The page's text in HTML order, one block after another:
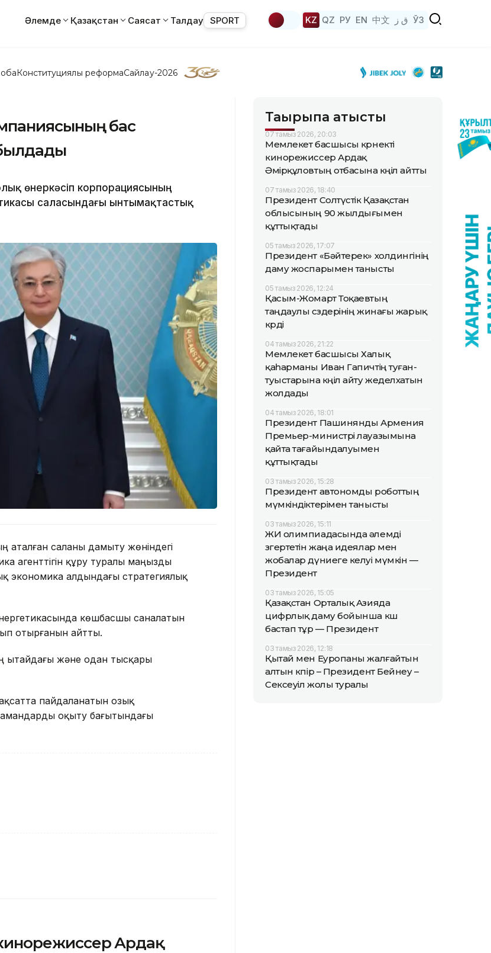
Әлемде Қазақстан Саясат Талдау SPORT KZ QZ РУ EN 中文 ق ز ЎЗ
Конституциялық реформаСайлау-2026
бас
өнеркәсіп корпорациясының
саласындағы ынтымақтастық
аталған саланы дамыту жөніндегі
агенттігін құру туралы маңызды
экономика алдындағы стратегиялық
көшбасшы саналатын
отырғанын айтты.
және одан тысқары
пайдаланатын озық
оқыту бағытындағы
Ардақ
Тақырыпқа қатысты
07 тамыз 2026, 20:03
Мемлекет басшысы көрнекті
кинорежиссер Ардақ
Әмірқұловтың отбасына көңіл айтты
07 тамыз 2026, 18:40
Президент Солтүстік Қазақстан
облысының 90 жылдығымен
құттықтады
05 тамыз 2026, 17:07
Президент «Бәйтерек» холдингінің
даму жоспарымен танысты
05 тамыз 2026, 12:24
Қасым-Жомарт Тоқаевтың
таңдаулы сөздерінің жинағы жарық
көрді
04 тамыз 2026, 21:22
Мемлекет басшысы Халық
қаһарманы Иван Гапичтің туған-
туыстарына көңіл айту жеделхатын
жолдады
04 тамыз 2026, 18:01
Президент Пашинянды Армения
Премьер-министрі лауазымына
қайта тағайындалуымен
құттықтады
03 тамыз 2026, 15:28
Президент автономды роботтың
мүмкіндіктерімен танысты
03 тамыз 2026, 15:11
ЖИ олимпиадасында әлемді
өзгертетін жаңа идеялар мен
жобалар дүниеге келуі мүмкін —
Президент
03 тамыз 2026, 15:05
Қазақстан Орталық Азияда
цифрлық даму бойынша көш
бастап тұр — Президент
03 тамыз 2026, 12:18
Қытай мен Еуропаны жалғайтын
алтын көпір – Президент Бейнеу –
Сексеуіл жолы туралы